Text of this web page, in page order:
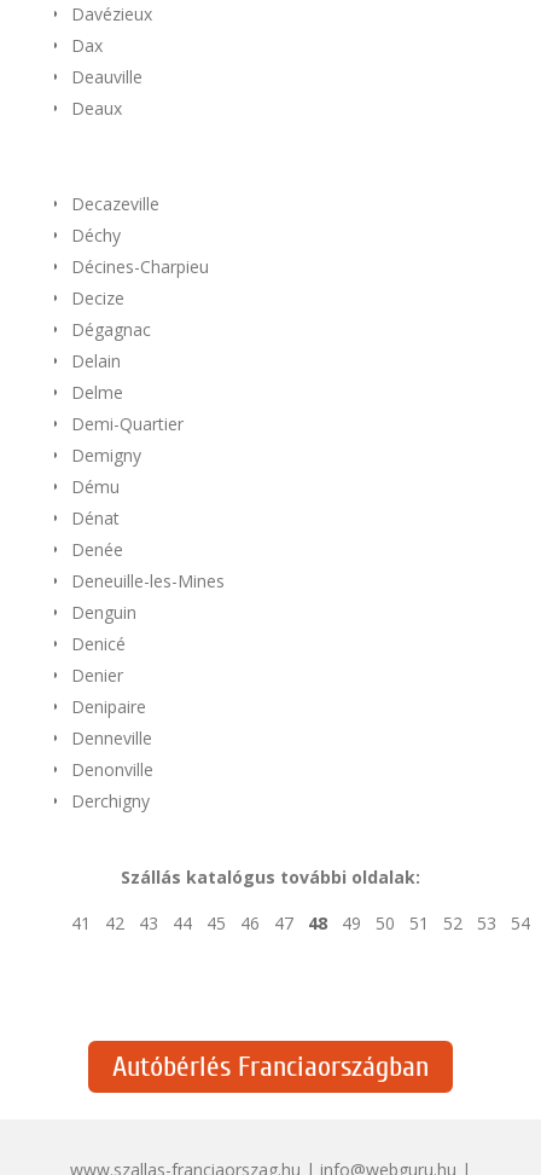
Davézieux
Dax
Deauville
Deaux
Decazeville
Déchy
Décines-Charpieu
Decize
Dégagnac
Delain
Delme
Demi-Quartier
Demigny
Dému
Dénat
Denée
Deneuille-les-Mines
Denguin
Denicé
Denier
Denipaire
Denneville
Denonville
Derchigny
Szállás katalógus további oldalak:
41
42 43 44 45 46 47 48 49 50 51 52 53 54
Autóbérlés Franciaországban
www.szallas-franciaorszag.hu | info@webguru.hu |